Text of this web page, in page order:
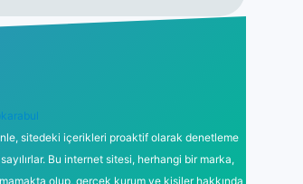
sitedeki içerikleri proaktif olarak denetleme
Bu internet sitesi, herhangi bir marka,
olup, gerçek kurum ve kişiler hakkında